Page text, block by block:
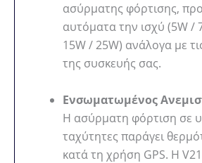
ασύρματης φόρτισης,
αυτόματα την ισχύ (5W /
15W / 25W) ανάλογα με
της συσκευής σας.
Ενσωματωμένος
Η ασύρματη φόρτιση σε
ταχύτητες παράγει
κατά τη χρήση GPS. Η V21